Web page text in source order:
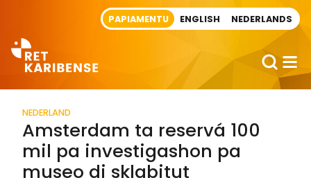
PAPIAMENTU ENGLISH NEDERLANDS
NEDERLAND
Amsterdam ta reservá 100
mil pa investigashon pa
museo di sklabitut